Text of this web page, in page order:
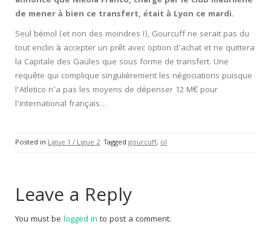
de mener à bien ce transfert, était à Lyon ce mardi.
Seul bémol (et non des moindres !), Gourcuff ne serait pas du
tout enclin à accepter un prêt avec option d’achat et ne quittera
la Capitale des Gaules que sous forme de transfert. Une
requête qui complique singulièrement les négociations puisque
l’Atletico n’a pas les moyens de dépenser 12 M€ pour
l’international français…
Posted in Ligue 1 / Ligue 2 Tagged gourcuff, ol
Leave a Reply
You must be logged in to post a comment.